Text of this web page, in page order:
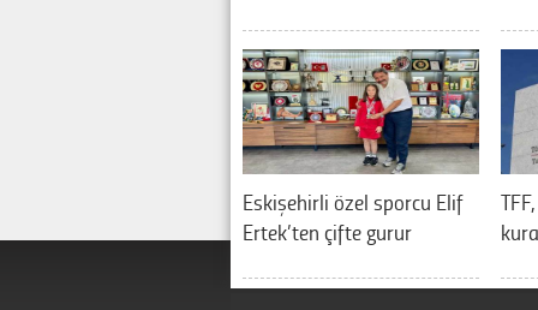
Eskişehirli özel sporcu Elif
Ertek’ten çifte gurur